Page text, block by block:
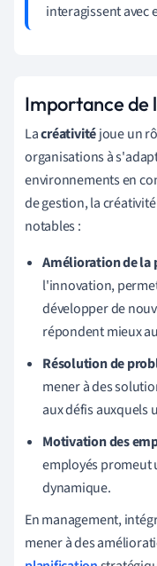
interagissent avec
Importance de
Lacréativitéjoue un
organisations à
environnements en
de gestion, la
notables :
Amélioration de la
l'innovation,
développer de
répondent mieux
Résolution de
mener à des
aux défis auxquels
Motivation des
employés promeut
dynamique.
En management,
mener à des